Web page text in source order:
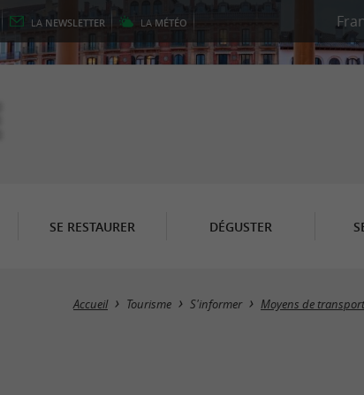
LA NEWSLETTER LA MÉTÉO
SE RESTAURER DÉGUSTER
Accueil Tourisme S'informer Moyens de